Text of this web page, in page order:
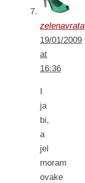
zelenavrata
19/01/2009
at
16:36
I
ja
bi,
a
jel
moram
ovake